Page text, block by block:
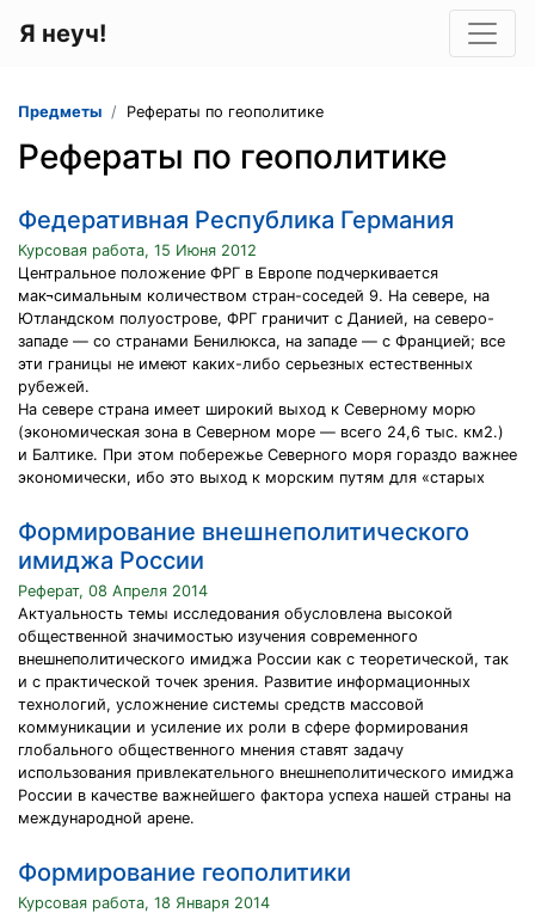
Я неуч!
Предметы Рефераты по геополитике
Рефераты по геополитике
Федеративная Республика Германия
Курсовая работа, 15 Июня 2012
Центральное положение ФРГ в Европе подчеркивается
мак¬симальным количеством стран-соседей 9. На севере, на
Ютландском полуострове, ФРГ граничит с Данией, на северо-
западе — со странами Бенилюкса, на западе — с Францией; все
эти границы не имеют каких-либо серьезных естественных
рубежей.
На севере страна имеет широкий выход к Северному морю
(экономическая зона в Северном море — всего 24,6 тыс. км2.)
и Балтике. При этом побережье Северного моря гораздо важнее
экономически, ибо это выход к морским путям для «старых
Формирование внешнеполитического
имиджа России
Реферат, 08 Апреля 2014
Актуальность темы исследования обусловлена высокой
общественной значимостью изучения современного
внешнеполитического имиджа России как с теоретической, так
и с практической точек зрения. Развитие информационных
технологий, усложнение системы средств массовой
коммуникации и усиление их роли в сфере формирования
глобального общественного мнения ставят задачу
использования привлекательного внешнеполитического имиджа
России в качестве важнейшего фактора успеха нашей страны на
международной арене.
Формирование геополитики
Курсовая работа, 18 Января 2014